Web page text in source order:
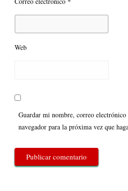
Web
Guardar mi nombre, correo
navegador para la próxima vez que